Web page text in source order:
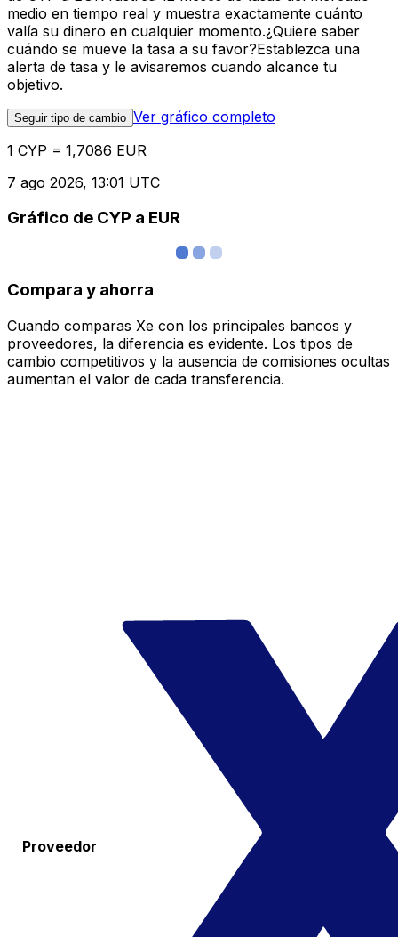
medio en tiempo real y muestra exactamente cuánto
valía su dinero en cualquier momento.¿Quiere saber
cuándo se mueve la tasa a su favor?Establezca una
alerta de tasa y le avisaremos cuando alcance tu
objetivo.
Seguir tipo de cambio Ver gráfico completo
1 CYP = 1,7086 EUR
7 ago 2026, 13:01 UTC
Gráfico de CYP a EUR
Compara y ahorra
Cuando comparas Xe con los principales bancos y
proveedores, la diferencia es evidente. Los tipos de
cambio competitivos y la ausencia de comisiones ocultas
aumentan el valor de cada transferencia.
Proveedor